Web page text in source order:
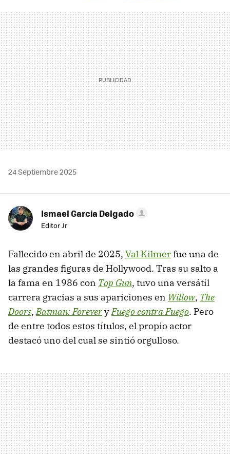
MAIL
24 Septiembre 2025
Ismael Garcia Delgado
Editor Jr
Fallecido en abril de 2025, Val Kilmerfue una de
las grandes figuras de Hollywood. Tras su salto a
la fama en 1986 con Top Gun, tuvo una versátil
carrera gracias a sus apariciones en Willow, The
Doors,Batman: ForeveryFuego contra Fuego. Pero
de entre todos estos títulos, el propio actor
destacó uno del cual se sintió orgulloso.